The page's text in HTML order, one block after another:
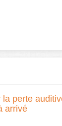
la perte
arrivé